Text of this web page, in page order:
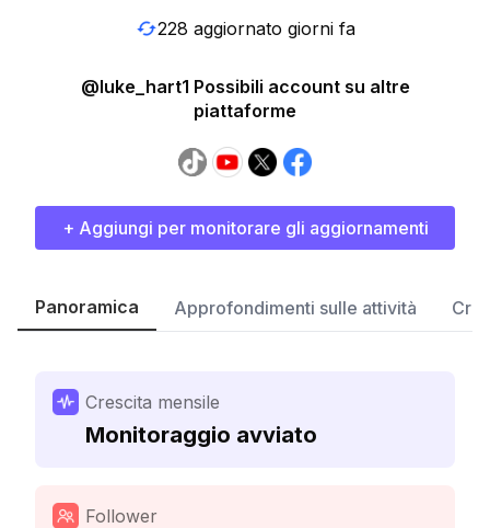
228 aggiornato giorni fa
@luke_hart1 Possibili account su altre
piattaforme
+ Aggiungi per monitorare gli aggiornamenti
Panoramica Approfondimenti sulle attività
Crescita mensile
Monitoraggio avviato
Follower